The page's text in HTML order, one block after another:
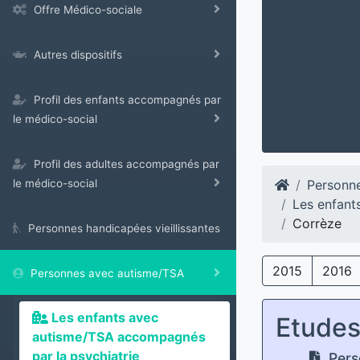
Offre Médico-sociale
Autres dispositifs
Profil des enfants accompagnés par
le médico-social
Profil des adultes accompagnés par
le médico-social
Personnes handicapées vieillissantes
Personnes avec autisme/TSA
Les enfants avec
autisme/TSA accompagnés
par la psychiatrie
Les
Corrèze
2015 2016
Etudes